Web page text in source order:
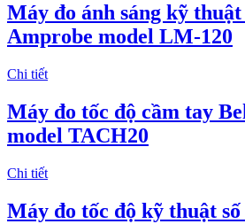
​Máy đo ánh sáng kỹ thuật
Amprobe model LM-120
Chi tiết
Máy đo tốc độ cầm tay
model TACH20
Chi tiết
Máy đo tốc độ kỹ thuật